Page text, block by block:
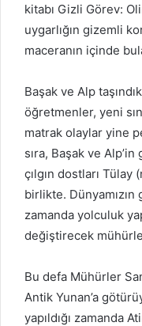
kitabı Gizli Görev:
uygarlığın gizemli
maceranın içinde
Başak ve Alp
öğretmenler, yeni
matrak olaylar yine
sıra, Başak ve
çılgın dostları
birlikte.
zamanda yolculuk
değiştirecek
Bu defa Mühürler
Antik Yunan’a
yapıldığı zamanda